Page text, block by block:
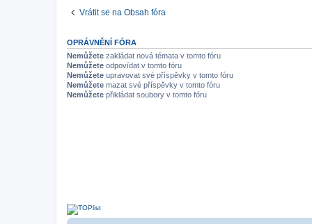
Vrátit se na Obsah fóra
OPRÁVNĚNÍ FÓRA
Nemůžete zakládat nová témata v tomto fóru
Nemůžete odpovídat v tomto fóru
Nemůžete upravovat své příspěvky v tomto fóru
Nemůžete mazat své příspěvky v tomto fóru
Nemůžete přikládat soubory v tomto fóru